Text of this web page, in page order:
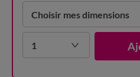
Choisir mes dimensions
1